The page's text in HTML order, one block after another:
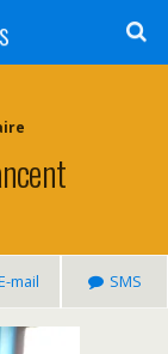
mail SMS